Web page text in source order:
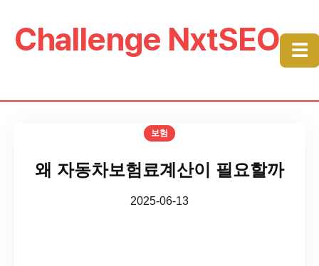
Challenge NxtSEO ☰
보험
왜 자동차보험료계산이 필요할까
2025-06-13